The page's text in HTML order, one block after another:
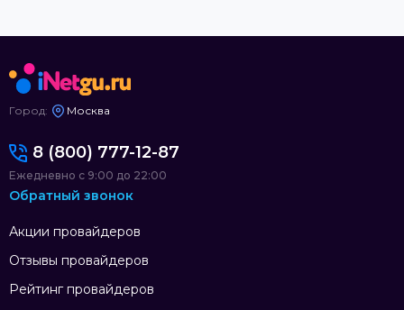
Город: Москва
Акции провайдеров
Отзывы провайдеров
Рейтинг провайдеров
8 (800) 777-12-87
Ежедневно с 9:00 до 22:00
Обратный звонок